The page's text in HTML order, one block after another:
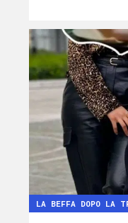
LA BEFFA DOPO LA